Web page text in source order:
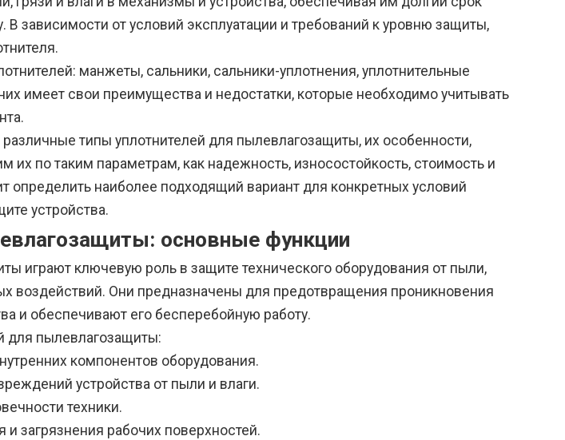
зависимости от условий эксплуатации и требований к уровню защиты,
манжеты, сальники, сальники-уплотнения, уплотнительные
имеет свои преимущества и недостатки, которые необходимо учитывать
типы уплотнителей для пылевлагозащиты, их особенности,
их по таким параметрам, как надежность, износостойкость, стоимость и
определить наиболее подходящий вариант для конкретных условий
устройства.
основные функции
играют ключевую роль в защите технического оборудования от пыли,
воздействий. Они предназначены для предотвращения проникновения
и обеспечивают его бесперебойную работу.
для пылевлагозащиты:
компонентов оборудования.
устройства от пыли и влаги.
техники.
загрязнения рабочих поверхностей.